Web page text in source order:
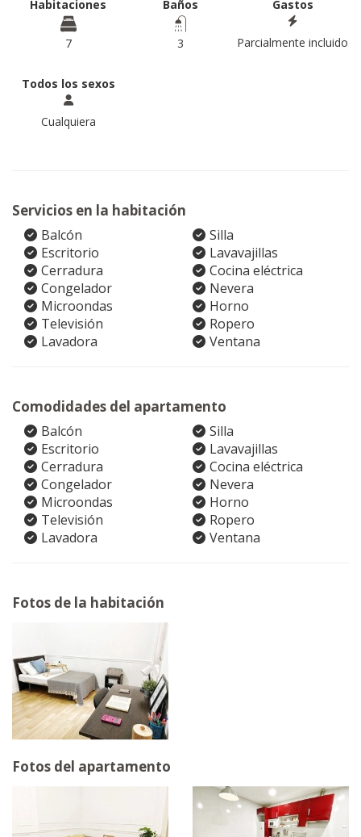
Habitaciones
7
Baños
3
Gastos
Parcialmente incluido
Todos los sexos
Cualquiera
Servicios en la habitación
Balcón
Silla
Escritorio
Lavavajillas
Cerradura
Cocina eléctrica
Congelador
Nevera
Microondas
Horno
Televisión
Ropero
Lavadora
Ventana
Comodidades del apartamento
Balcón
Silla
Escritorio
Lavavajillas
Cerradura
Cocina eléctrica
Congelador
Nevera
Microondas
Horno
Televisión
Ropero
Lavadora
Ventana
Fotos de la habitación
Fotos del apartamento